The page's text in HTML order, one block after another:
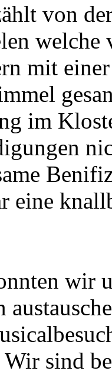
von
welche
mit
im
eine
wir
sind